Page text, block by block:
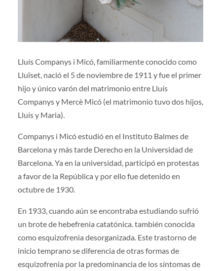
Lluís Companys i Micó, familiarmente conocido como
Lluïset, nació el 5 de noviembre de 1911 y fue el primer
hijo y único varón del matrimonio entre Lluís
Companys y Mercè Micó (el matrimonio tuvo dos hijos,
Lluís y Maria).
Companys i Micó estudió en el Instituto Balmes de
Barcelona y más tarde Derecho en la Universidad de
Barcelona. Ya en la universidad, participó en protestas
a favor de la República y por ello fue detenido en
octubre de 1930.
En 1933, cuando aún se encontraba estudiando sufrió
un brote de hebefrenia catatónica. también conocida
como esquizofrenia desorganizada. Este trastorno de
inicio temprano se diferencia de otras formas de
esquizofrenia por la predominancia de los síntomas de